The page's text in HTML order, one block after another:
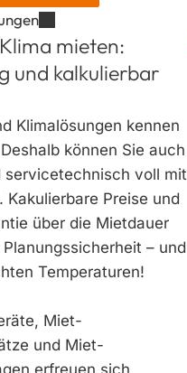
mieten:
und kalkulierbar
Klimalösungen kennen
können Sie auch
servicetechnisch voll mit
Kakulierbare Preise und
über die Mietdauer
– und
Temperaturen!
Miet-
und Miet-